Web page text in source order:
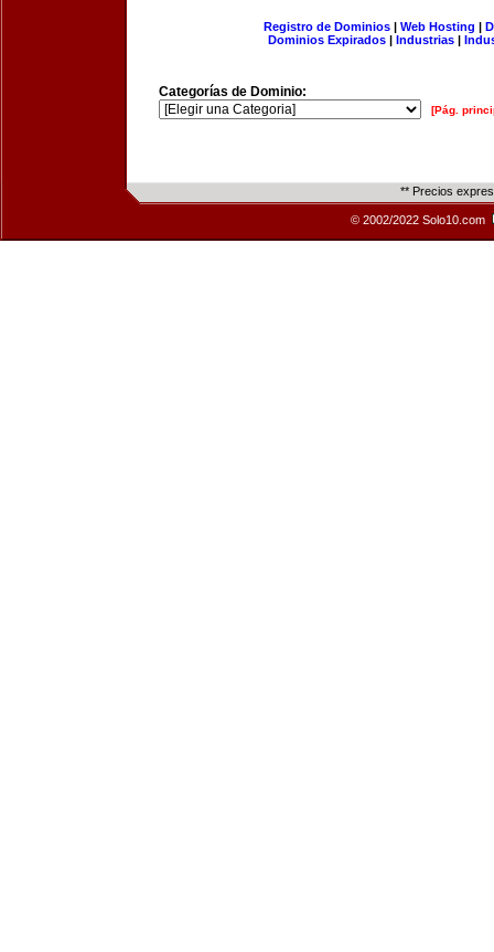
Registro de Dominios| Web Hosting |
Dominios Expirados | Industrias |
Categorías de Dominio:
[Pág.
** Precios
© 2002/2022 Solo10.com